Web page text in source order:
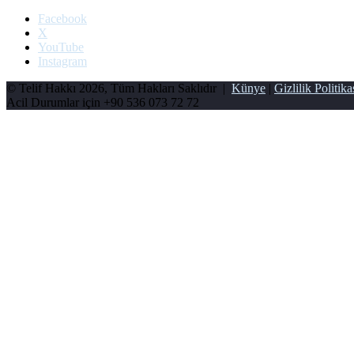
Facebook
X
YouTube
Instagram
© Telif Hakkı 2026, Tüm Hakları Saklıdır | Künye | Gizlilik
Acil Durumlar için +90 536 073 72 72